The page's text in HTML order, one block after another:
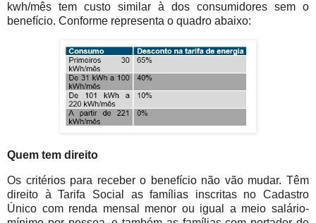
kwh/mês tem custo similar à dos consumidores sem o
benefício. Conforme representa o quadro abaixo:
Quem tem direito
Os critérios para receber o benefício não vão mudar. Têm
direito à Tarifa Social as famílias inscritas no Cadastro
Único com renda mensal menor ou igual a meio salário-